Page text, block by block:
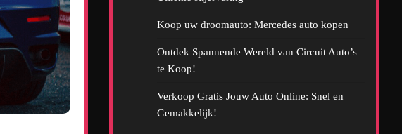
Koop uw droomauto: Mercedes auto kopen
Ontdek Spannende Wereld van Circuit Auto’s
te Koop!
Verkoop Gratis Jouw Auto Online: Snel en
Gemakkelijk!